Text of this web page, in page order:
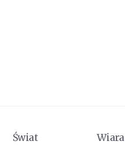
Świat Wiara